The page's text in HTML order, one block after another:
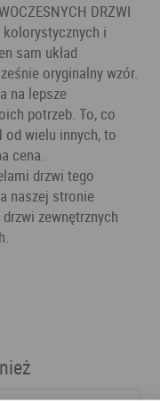
DRZWI
i
sam układ
oryginalny wzór.
na lepsze
potrzeb. To, co
od wielu innych, to
cena.
drzwi tego
naszej stronie
zewnętrznych